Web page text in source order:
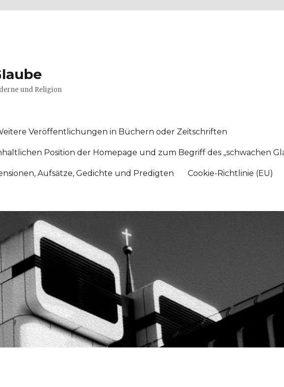
und Religion
Veröffentlichungen in Büchern oder Zeitschriften
Position der Homepage und zum Begriff des „schwachen
Aufsätze, Gedichte und Predigten Cookie-Richtlinie (EU)